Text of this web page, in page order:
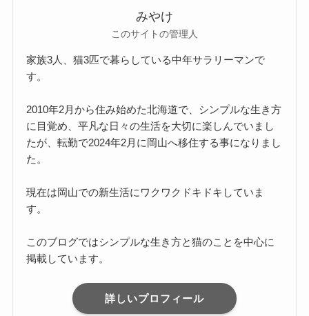
みやけ
このサイトの管理人
家族3人、猫3匹で暮らしている中年サラリーマンで
す。
2010年2月から住み始めた北海道で、シンプルな生き方
に目覚め、平凡な日々の生活を大切に楽しんでいまし
たが、転勤で2024年2月に岡山へ移住する事になりまし
た。
現在は岡山での新生活にワクワクドキドキしていま
す。
このブログではシンプルな生き方と猫のことを中心に
掲載しています。
詳しいプロフィール